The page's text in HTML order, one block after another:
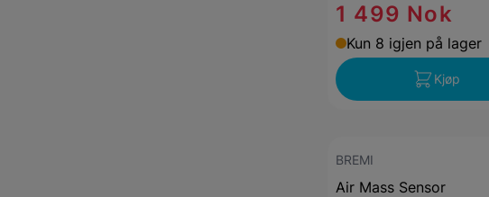
1 499 Nok
Kun 8 igjen på lager
Kjøp
BREMI
Air Mass Sensor